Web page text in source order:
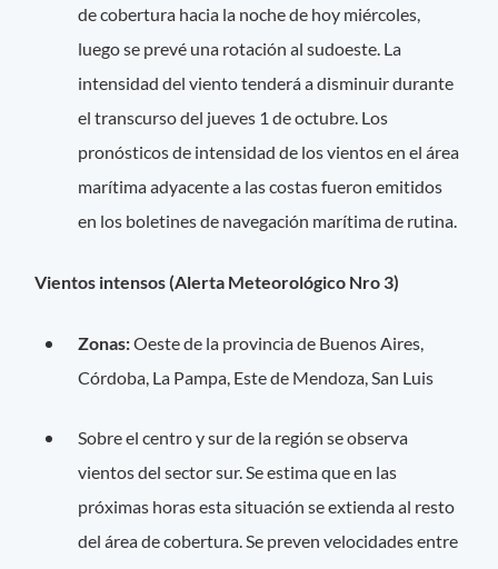
de cobertura hacia la noche de hoy miércoles,
luego se prevé una rotación al sudoeste. La
intensidad del viento tenderá a disminuir durante
el transcurso del jueves 1 de octubre. Los
pronósticos de intensidad de los vientos en el área
marítima adyacente a las costas fueron emitidos
en los boletines de navegación marítima de rutina.
Vientos intensos (Alerta Meteorológico Nro 3)
Zonas:Oeste de la provincia de Buenos Aires,
Córdoba, La Pampa, Este de Mendoza, San Luis
Sobre el centro y sur de la región se observa
vientos del sector sur. Se estima que en las
próximas horas esta situación se extienda al resto
del área de cobertura. Se preven velocidades entre